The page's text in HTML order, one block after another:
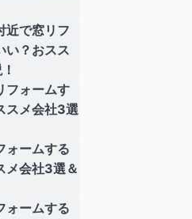
近で窓リフ
い？おスス
フォームす
スメ会社3選
ォームする
メ会社3選＆
ォームする